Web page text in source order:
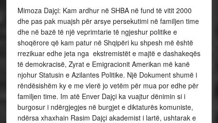
Mimoza Dajçi: Kam ardhur në SHBA në fund të vitit 2000
dhe pas pak muajsh për arsye persekutimi në familjen time
dhe në bazë të një veprimtarie të ngjeshur politike e
shoqërore që kam patur në Shqipëri ku shpesh më është
rrezikuar edhe jeta nga ekstremistët e majtë e dashakeqës
të demokracisë, Zyrat e Emigracionit Amerikan më kanë
njohur Statusin e Azilantes Politike. Një Dokument shumë i
rëndësishëm ky e me vlerë jo vetëm për mua por edhe për
familjen time. Im atë Enver Dajçi ka vuajtur dënimin si i
burgosur i ndërgjegjes në burgjet e diktaturës komuniste,
ndërsa xhaxhain Rasim Dajçi akademist i lartë, ushtarak e